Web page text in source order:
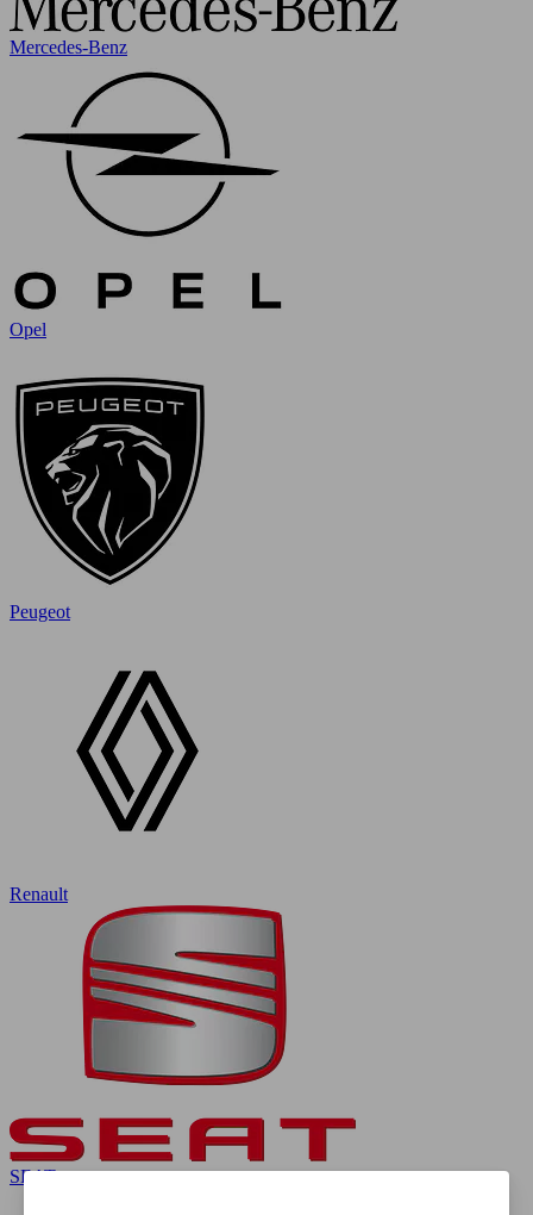
Mercedes-Benz
Opel
Peugeot
Renault
SEAT